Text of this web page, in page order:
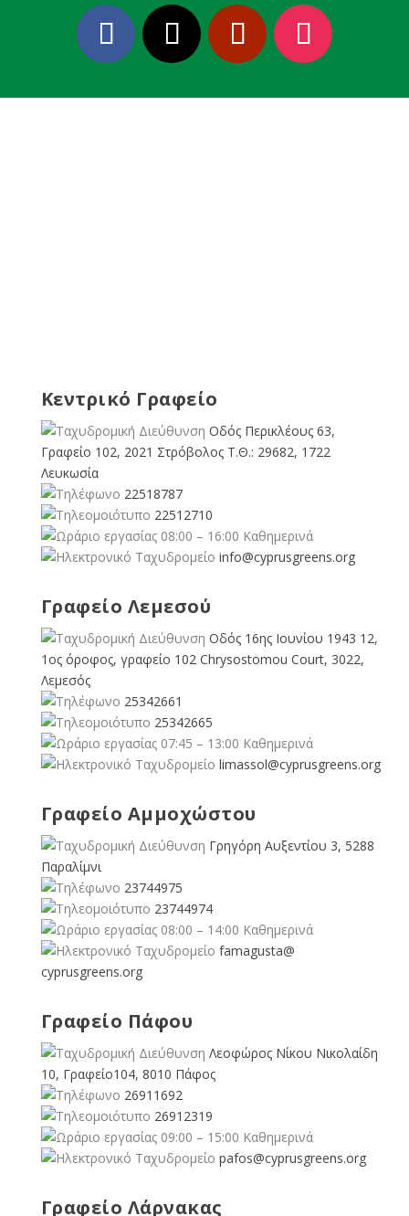
Κεντρικό Γραφείο
Οδός Περικλέους 63,
Γραφείο 102, 2021 Στρόβολος Τ.Θ.: 29682, 1722
Λευκωσία
22518787
22512710
08:00 – 16:00 Καθημερινά
info@cyprusgreens.org
Γραφείο Λεμεσού
Οδός 16ης Ιουνίου 1943 12,
1ος όροφος, γραφείο 102 Chrysostomou Court, 3022,
Λεμεσός
25342661
25342665
07:45 – 13:00 Καθημερινά
limassol@cyprusgreens.org
Γραφείο Αμμοχώστου
Γρηγόρη Αυξεντίου 3, 5288
Παραλίμνι
23744975
23744974
08:00 – 14:00 Καθημερινά
famagusta@
cyprusgreens.org
Γραφείο Πάφου
Λεοφώρος Νίκου Νικολαίδη
10, Γραφείο104, 8010 Πάφος
26911692
26912319
09:00 – 15:00 Καθημερινά
pafos@cyprusgreens.org
Γραφείο Λάρνακας